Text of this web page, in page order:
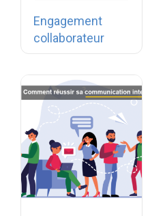
essentielles…
Engagement
collaborateur